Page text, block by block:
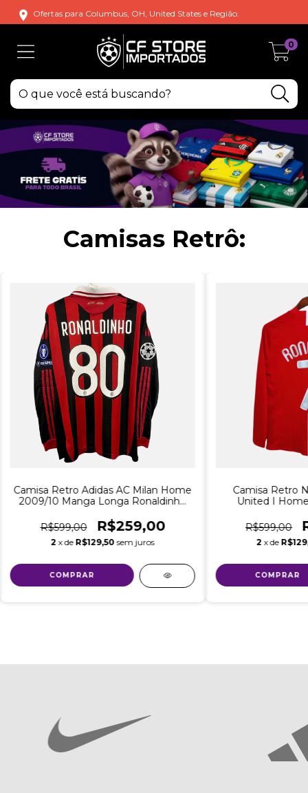
Ofertas para Columbus, OH, United States e Região.
0
Camisas Retrô:
Camisa Retro Adidas AC Milan Home
2009/10 Manga Longa Ronaldinho
R$599,00
R$259,00
2 x de R$129,50 sem juros
COMPRAR
Camisa Retro
United I
FINAL
R$599,00
2 x de
COMPRAR